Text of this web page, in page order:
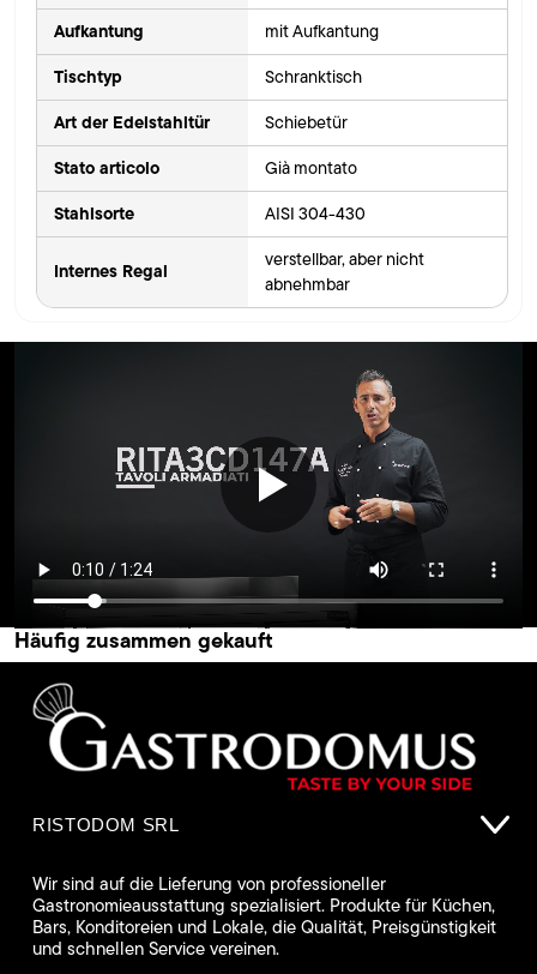
Aufkantung mit Aufkantung
Tischtyp Schranktisch
Art der Edelstahltür Schiebetür
Stato articolo Già montato
Stahlsorte AISI 304-430
Internes Regal
verstellbar, aber nicht
abnehmbar
Häufig zusammen gekauft
RISTODOM SRL
Wir sind auf die Lieferung von professioneller
Gastronomieausstattung spezialisiert. Produkte für Küchen,
Bars, Konditoreien und Lokale, die Qualität, Preisgünstigkeit
und schnellen Service vereinen.